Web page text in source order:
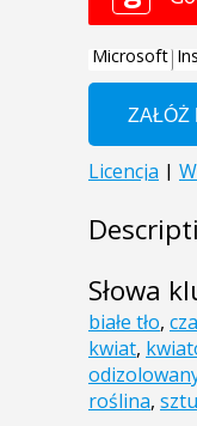
Słowa
białe tło,
kwiat,
roślina,